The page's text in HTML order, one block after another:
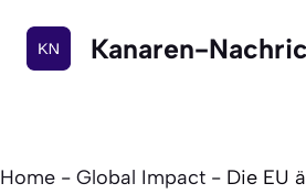
Inhalt
springen
Kanaren-
Home - Global Impact - Die EU